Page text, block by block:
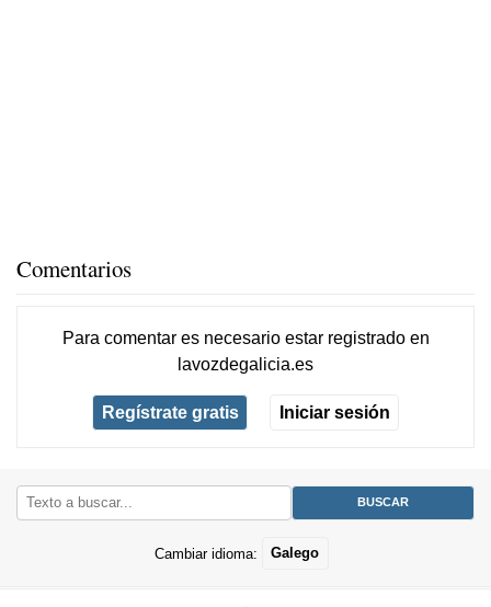
Comentarios
Para comentar es necesario estar registradoen
lavozdegalicia.es
Regístrate gratis Iniciar sesión
Cambiar idioma: Galego